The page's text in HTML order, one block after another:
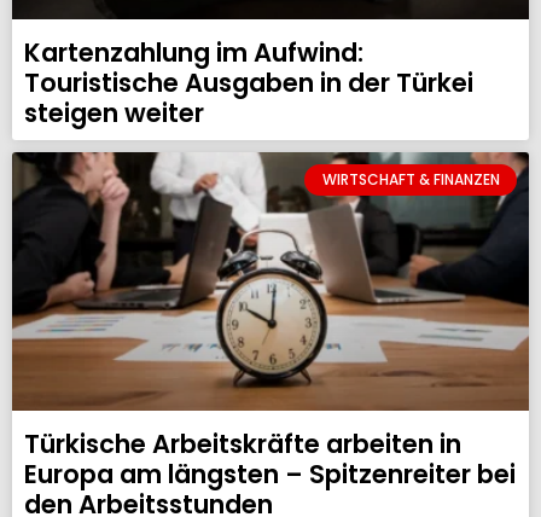
Kartenzahlung im Aufwind:
Touristische Ausgaben in der Türkei
steigen weiter
WIRTSCHAFT & FINANZEN
Türkische Arbeitskräfte arbeiten in
Europa am längsten – Spitzenreiter bei
den Arbeitsstunden